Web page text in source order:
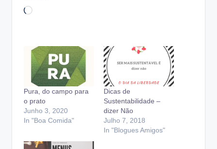
Loading…
Pura, do campo para
o prato
Junho 3, 2020
In "Boa Comida"
Dicas de
Sustentabilidade –
dizer Não
Julho 7, 2018
In "Blogues Amigos"